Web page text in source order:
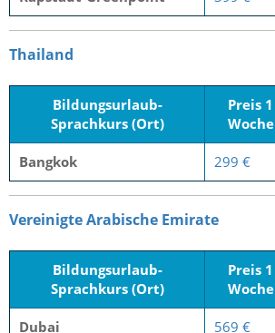
Thailand
Bildungsurlaub-
Sprachkurs (Ort)
Preis 1
Woche
Bangkok 299 €
Vereinigte Arabische Emirate
Bildungsurlaub-
Sprachkurs (Ort)
Preis 1
Woche
Dubai 569 €